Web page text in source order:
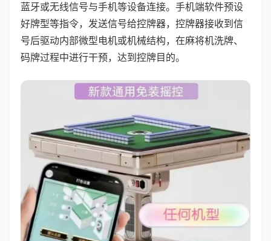
蓝牙或无线信号与手机等设备连接。手机端软件预设
好牌型等指令，发送信号给控牌器，控牌器接收到信
号后驱动内部微型电机或机械结构，在麻将机洗牌、
码牌过程中进行干预，达到控牌目的。